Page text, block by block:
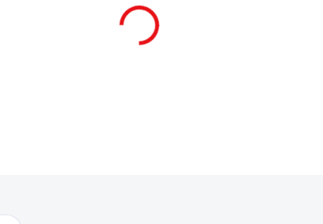
MOŽNOSTI DORUČENÍ